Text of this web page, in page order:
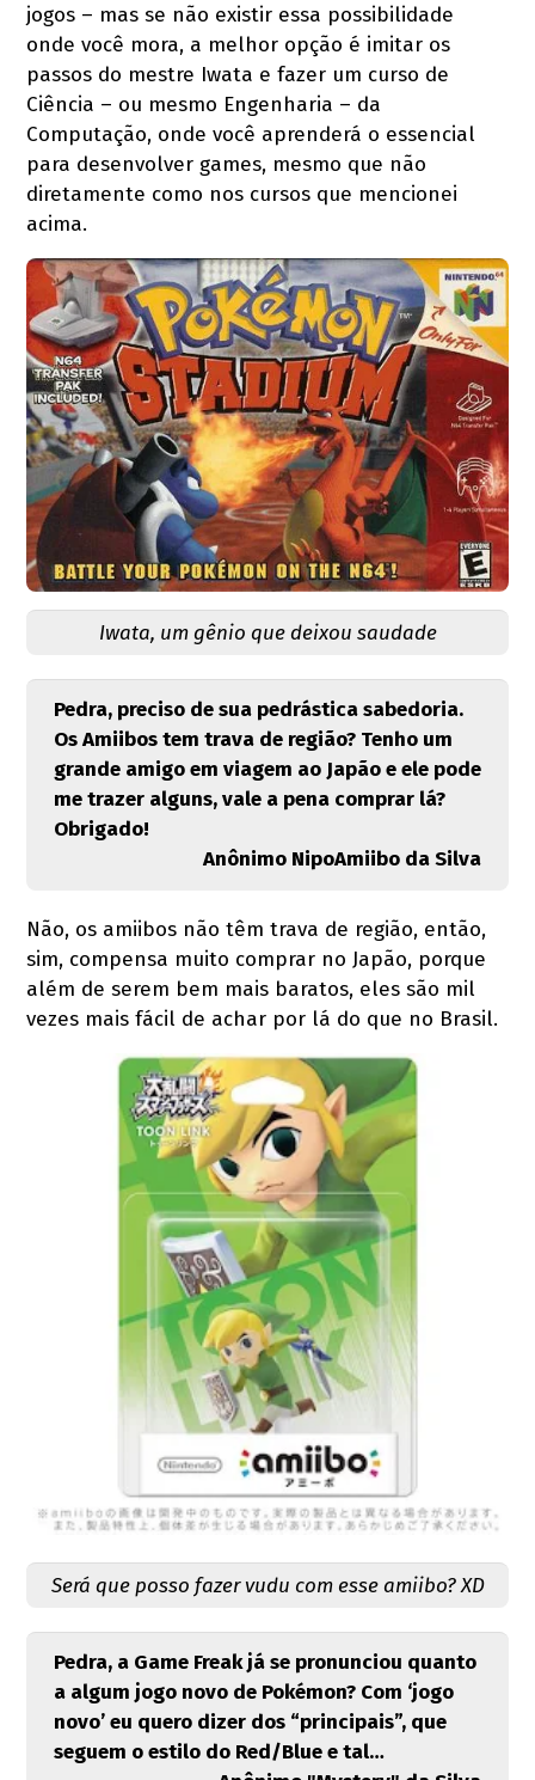
jogos – mas se não existir essa possibilidade
onde você mora, a melhor opção é imitar os
passos do mestre Iwata e fazer um curso de
Ciência – ou mesmo Engenharia – da
Computação, onde você aprenderá o essencial
para desenvolver games, mesmo que não
diretamente como nos cursos que mencionei
acima.
Iwata, um gênio que deixou saudade
Pedra, preciso de sua pedrástica sabedoria.
Os Amiibos tem trava de região? Tenho um
grande amigo em viagem ao Japão e ele pode
me trazer alguns, vale a pena comprar lá?
Obrigado!
Anônimo NipoAmiibo da Silva
Não, os amiibos não têm trava de região, então,
sim, compensa muito comprar no Japão, porque
além de serem bem mais baratos, eles são mil
vezes mais fácil de achar por lá do que no Brasil.
Será que posso fazer vudu com esse amiibo? XD
Pedra, a Game Freak já se pronunciou quanto
a algum jogo novo de Pokémon? Com ‘jogo
novo’ eu quero dizer dos “principais”, que
seguem o estilo do Red/Blue e tal…